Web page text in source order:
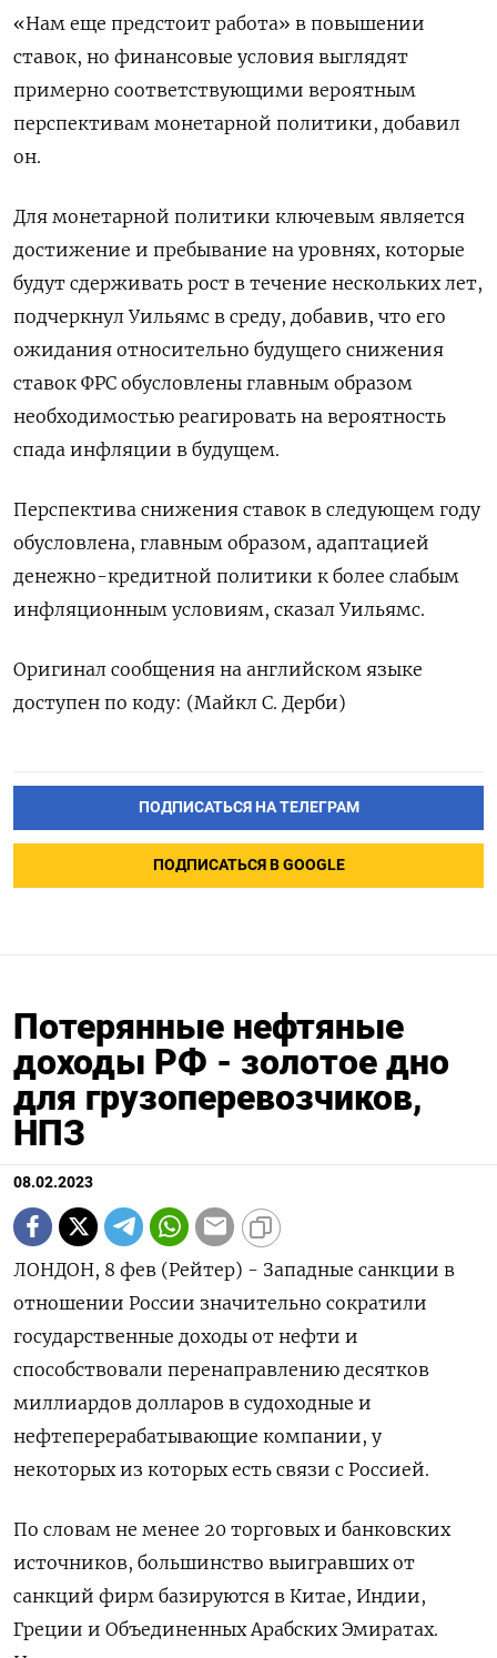
«Нам еще предстоит работа» в повышении
ставок, но финансовые условия выглядят
примерно соответствующими вероятным
перспективам монетарной политики, добавил
он.
Для монетарной политики ключевым является
достижение и пребывание на уровнях, которые
будут сдерживать рост в течение нескольких лет,
подчеркнул Уильямс в среду, добавив, что его
ожидания относительно будущего снижения
ставок ФРС обусловлены главным образом
необходимостью реагировать на вероятность
спада инфляции в будущем.
Перспектива снижения ставок в следующем году
обусловлена, главным образом, адаптацией
денежно-кредитной политики к более слабым
инфляционным условиям, сказал Уильямс.
Оригинал сообщения на английском языке
доступен по коду: (Майкл С. Дерби)
ПОДПИСАТЬСЯ НА ТЕЛЕГРАМ
ПОДПИСАТЬСЯ В GOOGLE
Потерянные нефтяные
доходы РФ - золотое дно
для грузоперевозчиков,
НПЗ
08.02.2023
ЛОНДОН, 8 фев (Рейтер) - Западные санкции в
отношении России значительно сократили
государственные доходы от нефти и
способствовали перенаправлению десятков
миллиардов долларов в судоходные и
нефтеперерабатывающие компании, у
некоторых из которых есть связи с Россией.
По словам не менее 20 торговых и банковских
источников, большинство выигравших от
санкций фирм базируются в Китае, Индии,
Греции и Объединенных Арабских Эмиратах.